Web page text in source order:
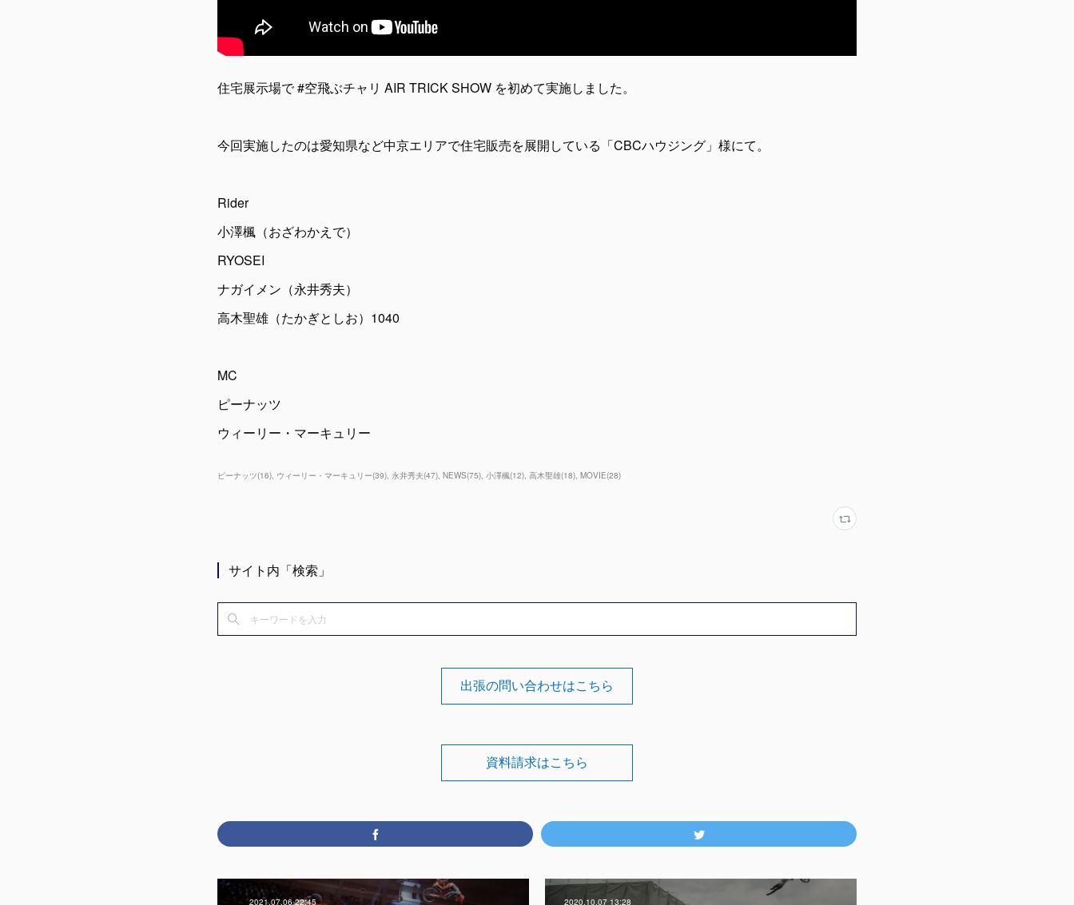
住宅展示場で #空飛ぶチャリ AIR TRICK SHOW を初めて実施しました。
今回実施したのは愛知県など中京エリアで住宅販売を展開している「CBCハウジング」様にて。
Rider
小澤楓（おざわかえで）
RYOSEI
ナガイメン（永井秀夫）
高木聖雄（たかぎとしお）1040
MC
ピーナッツ
ウィーリー・マーキュリー
ピーナッツ(16) ウィーリー・マーキュリー(39) 永井秀夫(47) NEWS(75) 小澤楓(12) 高木聖雄(18) MOVIE(28)
サイト内「検索」
出張の問い合わせはこちら
資料請求はこちら
2021.07.06 22:45 2020.10.07 13:28